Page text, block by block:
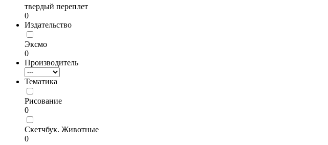
твердый переплет
0
Издательство
Эксмо
0
Производитель
Тематика
Рисование
0
Скетчбук. Животные
0